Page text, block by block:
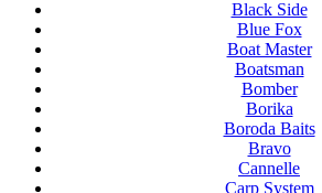
Black Side
Blue Fox
Boat Master
Boatsman
Bomber
Borika
Boroda Baits
Bravo
Cannelle
Carp System